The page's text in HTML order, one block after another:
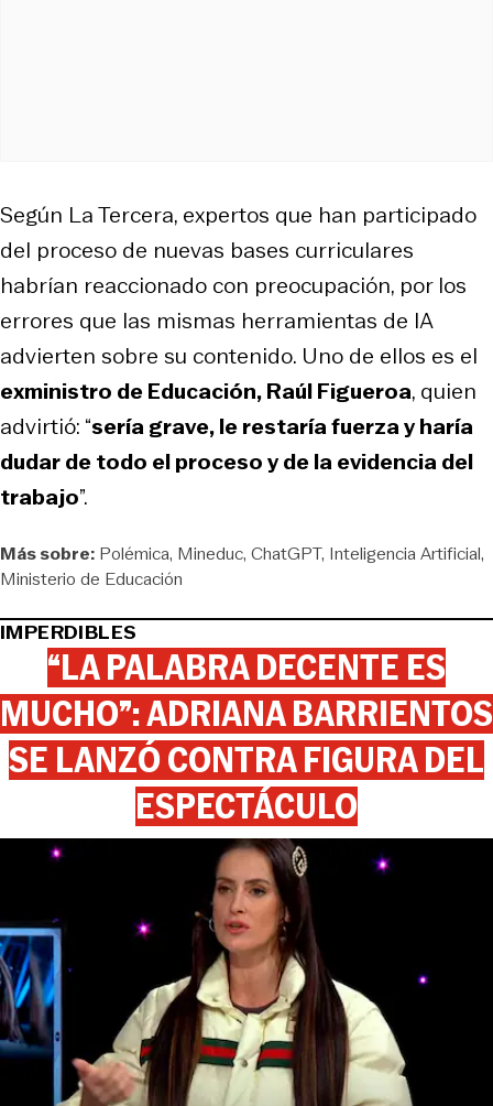
Según La Tercera, expertos que han participado
del proceso de nuevas bases curriculares
habrían reaccionado con preocupación, por los
errores que las mismas herramientas de IA
advierten sobre su contenido. Uno de ellos es el
exministro de Educación, Raúl Figueroa, quien
advirtió: “sería grave, le restaría fuerza y haría
dudar de todo el proceso y de la evidencia del
trabajo”.
Más sobre: Polémica Mineduc ChatGPT Inteligencia Artificial
Ministerio de Educación
IMPERDIBLES
“LA PALABRA DECENTE ES
MUCHO”: ADRIANA BARRIENTOS
SE LANZÓ CONTRA FIGURA DEL
ESPECTÁCULO